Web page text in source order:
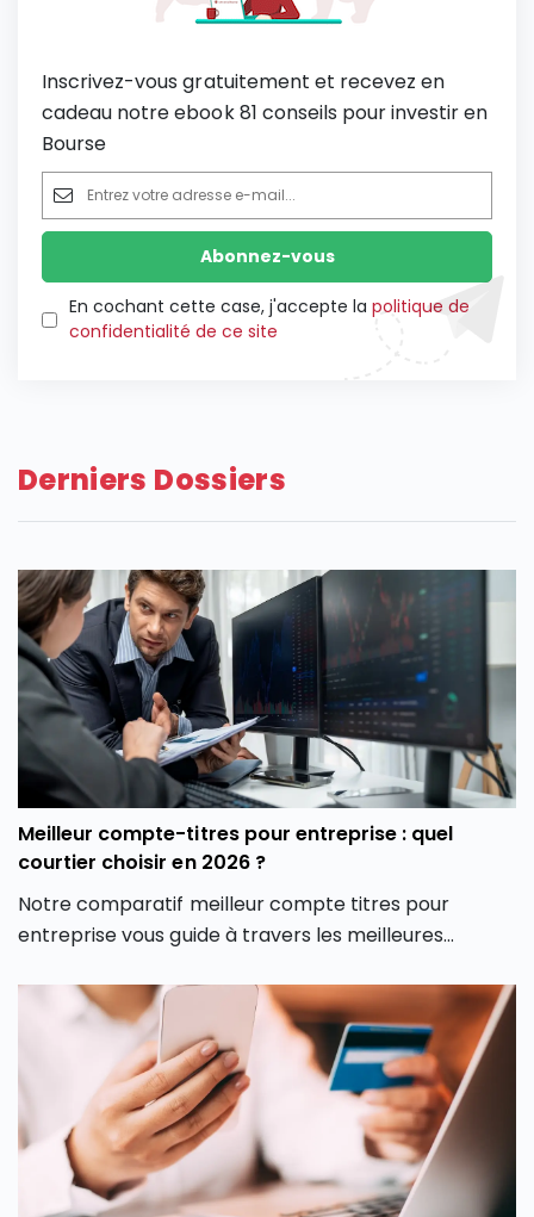
Inscrivez-vous gratuitement et recevez en
cadeau notre ebook 81 conseils pour investir en
Bourse
En cochant cette case, j'accepte la politique de
confidentialité de ce site
Derniers Dossiers
Meilleur compte-titres pour entreprise : quel
courtier choisir en 2026 ?
Notre comparatif meilleur compte titres pour
entreprise vous guide à travers les meilleures
éclairé, adapté à votre stratégie d’investissement
professionnelle.